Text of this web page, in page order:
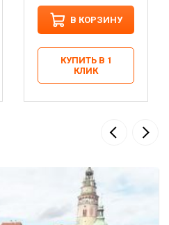
В КОРЗИНУ
КУПИТЬ В 1
КЛИК